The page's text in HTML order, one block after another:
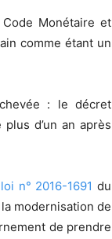
Monétaire et
comme étant un
: le décret
d’un an après
loi n° 2016-1691 du
modernisation de
de prendre